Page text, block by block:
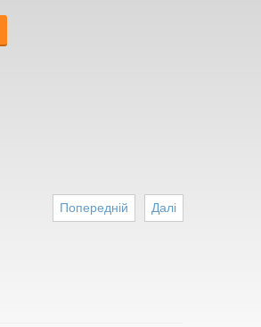
Далі
Попередній